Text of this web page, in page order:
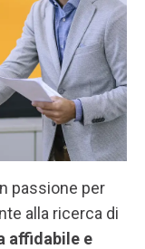
passione per
alla ricerca di
affidabile e